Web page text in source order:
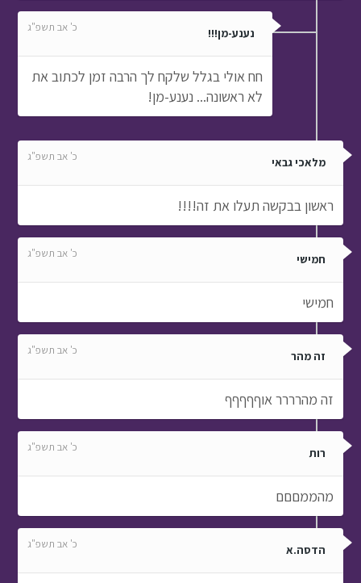
נענע-מן!!! כ' אב תשפ"ג
חח אולי בגלל שלקח לך הרבה זמן לכתוב את
לא ראשונה... נענע-מן!
מלאכי גבאי כ' אב תשפ"ג
ראשון בבקשה תעלו את זה!!!!
חמישי כ' אב תשפ"ג
חמישי
זה מהר כ' אב תשפ"ג
זה מהרררר אוףףףףף
רות כ' אב תשפ"ג
מהממםםם
הדסה.א כ' אב תשפ"ג